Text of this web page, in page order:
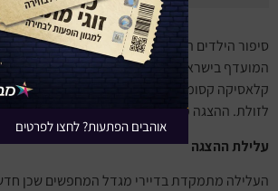
סיפור הילדים האהוב של הסופרתלאה גולדברג
המועדף בישראל, מגיע אל בימת התיאטרון שלנו
קלאסיקה קסומה המעבירה ערכים של חברות,
לזולת. ההצגה מתאימה לגילאי 3-9.
עלילת ההצגה
העלילה מתמקדת בדיירי מגדל המחפשים שכן
אוהבים הפתעות? לחצו לפרטים